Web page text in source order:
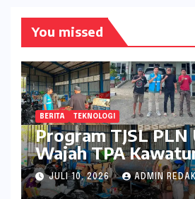
You missed
BERITA TEKNOLOGI
Program TJSL PLN
Wajah TPA
Sampah Kini
dan Lingkungan
JULI 10, 2026 ADMIN